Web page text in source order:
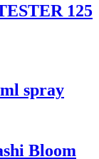
125
spray
Bloom